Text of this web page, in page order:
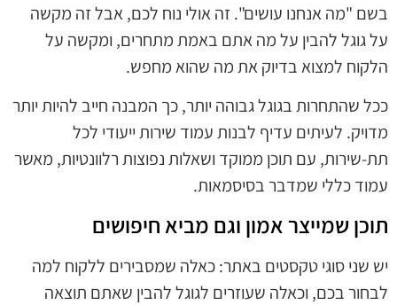
בשם "מה אנחנו עושים". זה אולי נוח לכם, אבל זה מקשה
על גוגל להבין על מה אתם באמת מתחרים, ומקשה על
הלקוח למצוא בדיוק את מה שהוא מחפש.
ככל שהתחרות בגוגל גבוהה יותר, כך המבנה חייב להיות יותר
מדויק. לעיתים עדיף לבנות עמוד שירות ייעודי לכל
תת-שירות, עם תוכן ממוקד ושאלות נפוצות רלוונטיות, מאשר
עמוד כללי שמדבר בסיסמאות.
תוכן שמייצר אמון וגם מביא חיפושים
יש שני סוגי טקסטים באתר: כאלה שמסבירים ללקוח למה
לבחור בכם, וכאלה שעוזרים לגוגל להבין שאתם תוצאה